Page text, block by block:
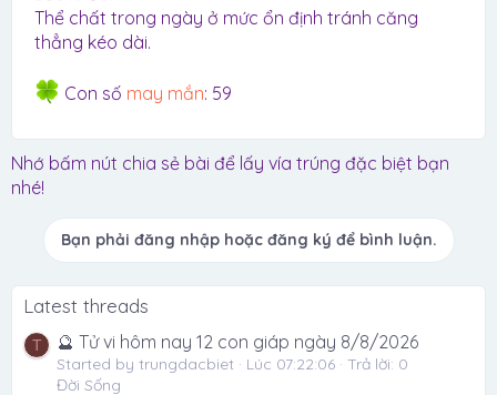
Thể chất trong ngày ở mức ổn định tránh căng
thẳng kéo dài.
Con số may mắn: 59
Nhớ bấm nút chia sẻ bài để lấy vía trúng đặc biệt bạn
nhé!
Bạn phải đăng nhập hoặc đăng ký để bình luận.
Latest threads
T 🔮 Tử vi hôm nay 12 con giáp ngày 8/8/2026
Started by trungdacbiet Lúc 07:22:06
Trả lời: 0
Đời Sống